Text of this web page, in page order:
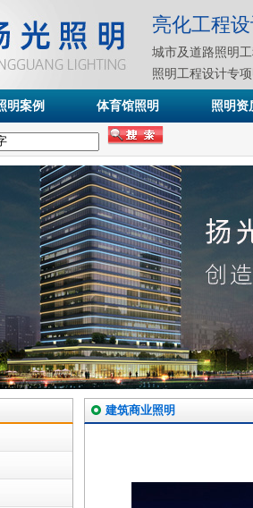
亮化工程
城市及道路照明
照明工程设计专
明案例 体育馆照明 照明资
建筑商业照明